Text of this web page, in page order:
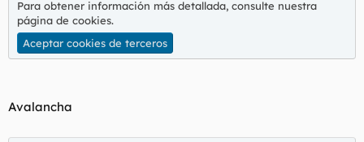
Para obtener información más detallada, consulte nuestra
página de cookies.
Aceptar cookies de terceros
Avalancha